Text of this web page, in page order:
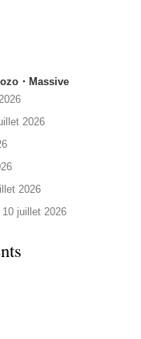
・Massive
2026
2026
10 juillet 2026